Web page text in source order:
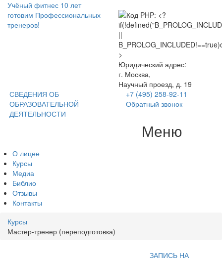
Учёный фитнес 10 лет
готовим Профессиональных
тренеров!
Юридический адрес:
г. Москва,
Научный проезд, д. 19
СВЕДЕНИЯ ОБ
ОБРАЗОВАТЕЛЬНОЙ
ДЕЯТЕЛЬНОСТИ
+7 (495) 258-92-11
Обратный звонок
Меню
О лицее
Курсы
Медиа
Библио
Отзывы
Контакты
Курсы
Мастер-тренер (переподготовка)
ЗАПИСЬ НА